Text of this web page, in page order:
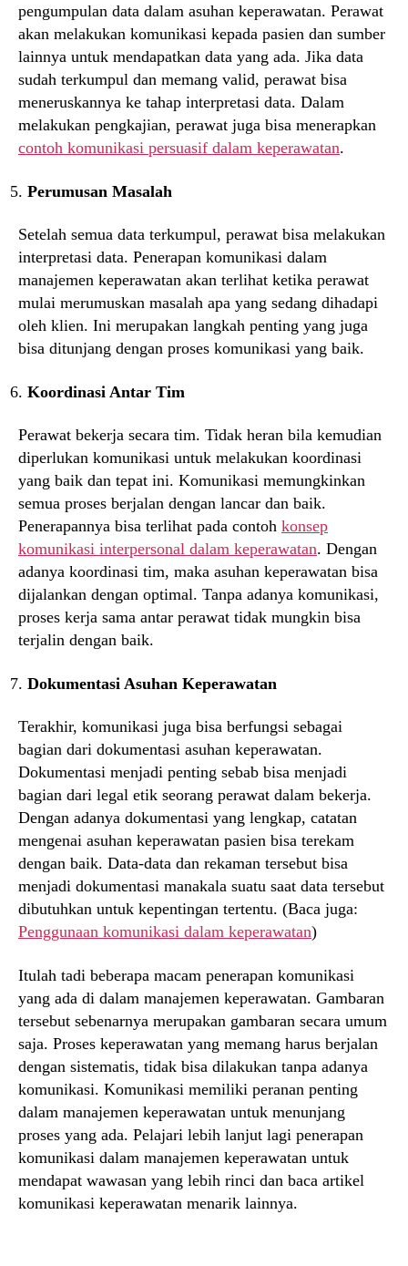
pengumpulan data dalam asuhan keperawatan. Perawat
akan melakukan komunikasi kepada pasien dan sumber
lainnya untuk mendapatkan data yang ada. Jika data
sudah terkumpul dan memang valid, perawat bisa
meneruskannya ke tahap interpretasi data. Dalam
melakukan pengkajian, perawat juga bisa menerapkan
contoh komunikasi persuasif dalam keperawatan.
Perumusan Masalah
Setelah semua data terkumpul, perawat bisa melakukan
interpretasi data. Penerapan komunikasi dalam
manajemen keperawatan akan terlihat ketika perawat
mulai merumuskan masalah apa yang sedang dihadapi
oleh klien. Ini merupakan langkah penting yang juga
bisa ditunjang dengan proses komunikasi yang baik.
Koordinasi Antar Tim
Perawat bekerja secara tim. Tidak heran bila kemudian
diperlukan komunikasi untuk melakukan koordinasi
yang baik dan tepat ini. Komunikasi memungkinkan
semua proses berjalan dengan lancar dan baik.
Penerapannya bisa terlihat pada contoh konsep
komunikasi interpersonal dalam keperawatan. Dengan
adanya koordinasi tim, maka asuhan keperawatan bisa
dijalankan dengan optimal. Tanpa adanya komunikasi,
proses kerja sama antar perawat tidak mungkin bisa
terjalin dengan baik.
Dokumentasi Asuhan Keperawatan
Terakhir, komunikasi juga bisa berfungsi sebagai
bagian dari dokumentasi asuhan keperawatan.
Dokumentasi menjadi penting sebab bisa menjadi
bagian dari legal etik seorang perawat dalam bekerja.
Dengan adanya dokumentasi yang lengkap, catatan
mengenai asuhan keperawatan pasien bisa terekam
dengan baik. Data-data dan rekaman tersebut bisa
menjadi dokumentasi manakala suatu saat data tersebut
dibutuhkan untuk kepentingan tertentu. (Baca juga:
Penggunaan komunikasi dalam keperawatan)
Itulah tadi beberapa macam penerapan komunikasi
yang ada di dalam manajemen keperawatan. Gambaran
tersebut sebenarnya merupakan gambaran secara umum
saja. Proses keperawatan yang memang harus berjalan
dengan sistematis, tidak bisa dilakukan tanpa adanya
komunikasi. Komunikasi memiliki peranan penting
dalam manajemen keperawatan untuk menunjang
proses yang ada. Pelajari lebih lanjut lagi penerapan
komunikasi dalam manajemen keperawatan untuk
mendapat wawasan yang lebih rinci dan baca artikel
komunikasi keperawatan menarik lainnya.